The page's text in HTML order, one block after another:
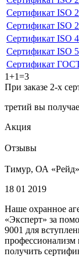
Сертификат ISO
Сертификат ISO
Сертификат ISO
Сертификат ISO
Сертификат
1+1=3
При заказе 2-х
третий вы
Акция
Отзывы
Тимур, ОА «Рейд»
18 01 2019
Наше охранное
«Эксперт» за
9001 для
профессионализм
получить